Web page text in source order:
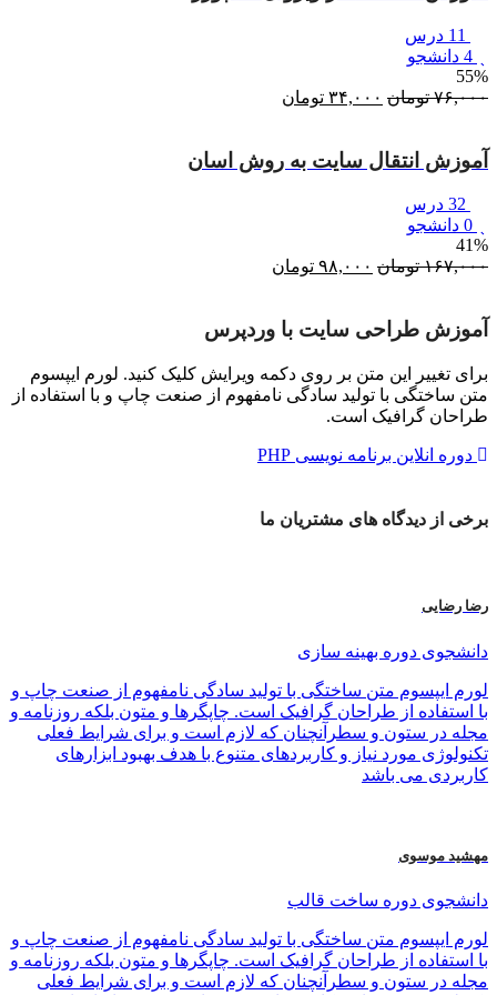
55%
۷۶,۰۰۰ تومان قیمت
بود.
۳۴,۰۰۰ تومان
آموزش انتقال سایت به روش اسان
41%
۱۶۷,۰۰۰ تومان قیمت
بود.
۹۸,۰۰۰ تومان
آموزش طراحی سایت با وردپرس
برای تغییر این متن بر روی دکمه ویرایش کلیک کنید. لورم ایپسوم
متن ساختگی با تولید سادگی نامفهوم از صنعت چاپ و با استفاده از
طراحان گرافیک است.
دوره انلاین برنامه نویسی PHP
برخی از دیدگاه های مشتریان ما
رضا رضایی
دانشجوی دوره بهینه سازی
لورم ایپسوم متن ساختگی با تولید سادگی نامفهوم از صنعت چاپ و
با استفاده از طراحان گرافیک است. چاپگرها و متون بلکه روزنامه و
مجله در ستون و سطرآنچنان که لازم است و برای شرایط فعلی
تکنولوژی مورد نیاز و کاربردهای متنوع با هدف بهبود ابزارهای
کاربردی می باشد
مهشید موسوی
دانشجوی دوره ساخت قالب
لورم ایپسوم متن ساختگی با تولید سادگی نامفهوم از صنعت چاپ و
با استفاده از طراحان گرافیک است. چاپگرها و متون بلکه روزنامه و
مجله در ستون و سطرآنچنان که لازم است و برای شرایط فعلی